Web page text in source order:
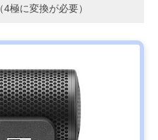
極に変換が必要）